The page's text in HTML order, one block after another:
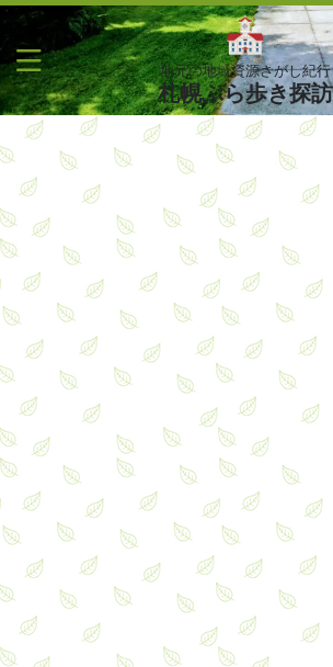
地元の地域資源さがし紀行
札幌ぶら歩き探訪